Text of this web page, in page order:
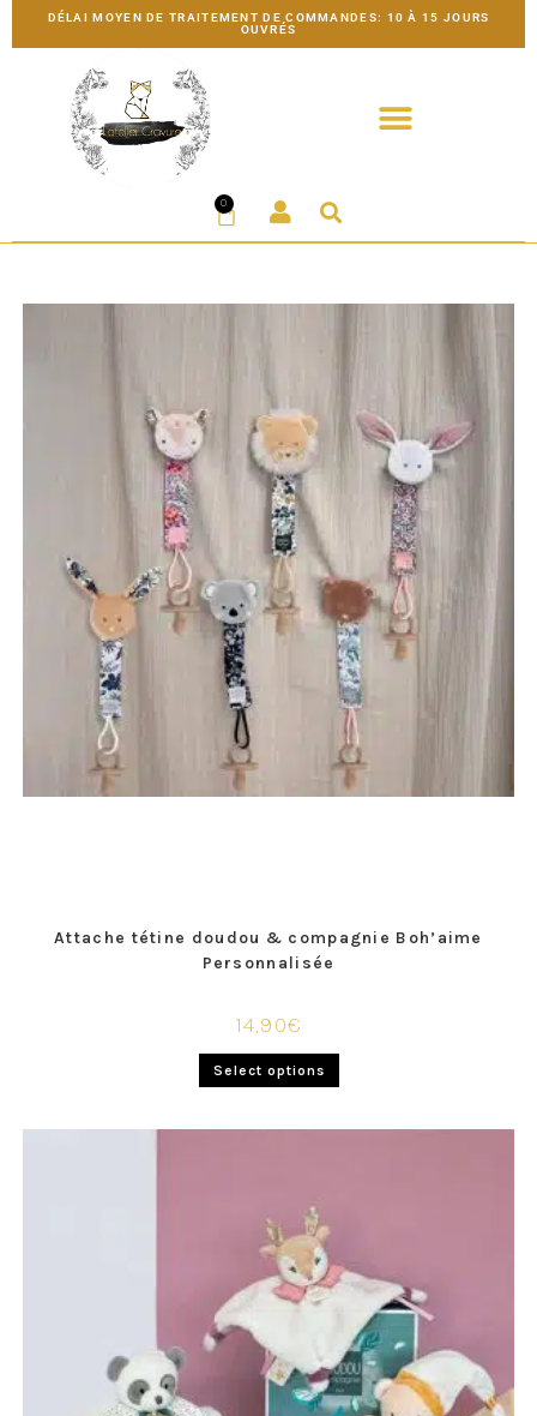
DÉLAI MOYEN DE TRAITEMENT DE COMMANDES: 10 À 15 JOURS
OUVRÉS
0
Attache tétine doudou & compagnie Boh’aime
Personnalisée
14,90€
Select options